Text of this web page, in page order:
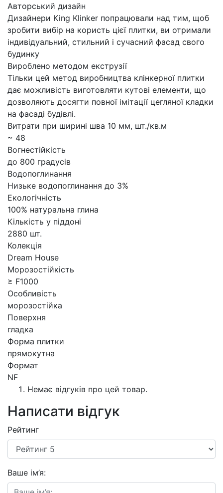
Авторський дизайн
Дизайнери King Klinker попрацювали над тим, щоб
зробити вибір на користь цієї плитки, ви отримали
індивідуальний, стильний і сучасний фасад свого
будинку
Вироблено методом екструзії
Тільки цей метод виробництва клінкерної плитки
дає можливість виготовляти кутові елементи, що
дозволяють досягти повної імітації цегляної кладки
на фасаді будівлі.
Витрати при ширині шва 10 мм, шт./кв.м
~ 48
Вогнестійкість
до 800 градусів
Водопоглинання
Низьке водопоглинання до 3%
Екологічність
100% натуральна глина
Кількість у піддоні
2880 шт.
Колекція
Dream House
Морозостійкість
≥ F1000
Особливість
морозостійка
Поверхня
гладка
Форма плитки
прямокутна
Формат
NF
Немає відгуків про цей товар.
Написати відгук
Рейтинг
Ваше ім’я: